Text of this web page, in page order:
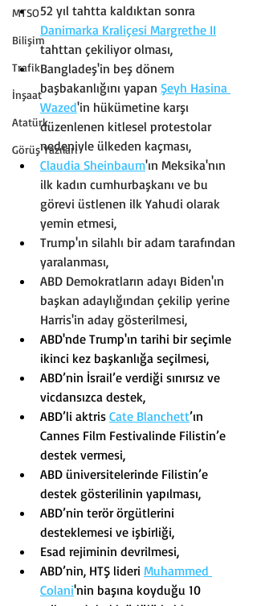
MTSO
Bilişim
Trafik
İnşaat
Atatürk
Görüş Yazıları
52 yıl tahtta kaldıktan sonra
Danimarka Kraliçesi Margrethe II
tahttan çekiliyor olması,
Bangladeş'in beş dönem
başbakanlığını yapan Şeyh Hasina
Wazed'in hükümetine karşı
düzenlenen kitlesel protestolar
nedeniyle ülkeden kaçması,
Claudia Sheinbaum'ın Meksika'nın
ilk kadın cumhurbaşkanı ve bu
görevi üstlenen ilk Yahudi olarak
yemin etmesi,
Trump'ın silahlı bir adam tarafından
yaralanması,
ABD Demokratların adayı Biden'ın
başkan adaylığından çekilip yerine
Harris'in aday gösterilmesi,
ABD'nde Trump'ın tarihi bir seçimle
ikinci kez başkanlığa seçilmesi,
ABD’nin İsrail’e verdiği sınırsız ve
vicdansızca destek,
ABD’li aktris Cate Blanchett’ın
Cannes Film Festivalinde Filistin’e
destek vermesi,
ABD üniversitelerinde Filistin’e
destek gösterilinin yapılması,
ABD’nin terör örgütlerini
desteklemesi ve işbirliği,
Esad rejiminin devrilmesi,
ABD’nin, HTŞ lideri Muhammed
Colani'nin başına koyduğu 10